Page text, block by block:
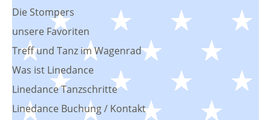
Die Stompers
unsere Favoriten
Treff und Tanz im Wagenrad
Was ist Linedance
Linedance Tanzschritte
Linedance Buchung / Kontakt